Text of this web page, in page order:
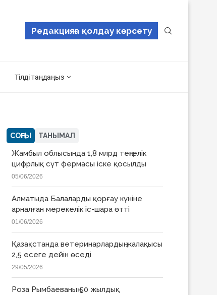
Редакцияға қолдау көрсету
Тілді таңдаңыз
СОҢҒЫ ТАНЫМАЛ
Жамбыл облысында 1,8 млрд теңгелік
цифрлық сүт фермасы іске қосылды
05/06/2026
Алматыда Балаларды қорғау күніне
арналған мерекелік іс-шара өтті
01/06/2026
Қазақстанда ветеринарлардың жалақысы
2,5 есеге дейін өседі
29/05/2026
Роза Рымбаеваның 50 жылдық